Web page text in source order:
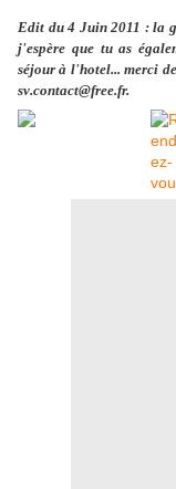
Edit du 4 Juin 2011 : la
j'espère que tu as
séjour à l'hotel... merci
sv.contact@free.fr.